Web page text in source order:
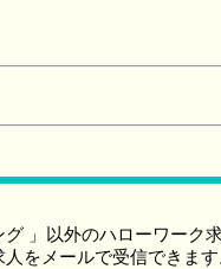
」以外のハローワーク
をメールで受信できます